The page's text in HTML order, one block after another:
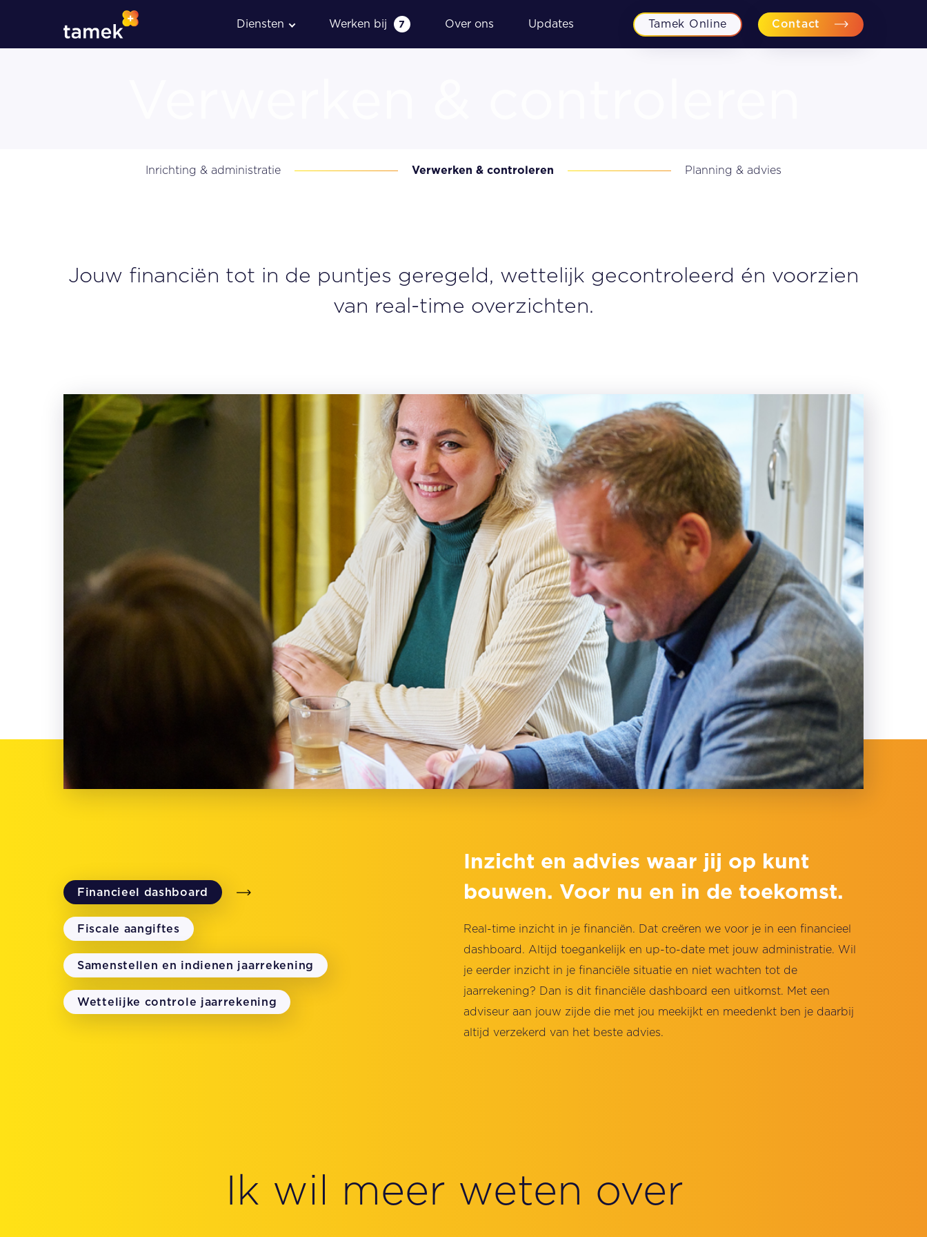
Diensten
Loonadministratie Fiscaal-juridisch advies
Werken bij 7 Over ons Updates Tamek Online Contact
Inrichting & administratie Verwerken & controleren Planning & advies
Jouw financiën tot in de puntjes geregeld, wettelijk gecontroleerd én voorzien
van real-time overzichten.
Financieel dashboard
Fiscale aangiftes
Samenstellen en indienen jaarrekening
Wettelijke controle jaarrekening
Inzicht en advies waar jij op kunt
bouwen. Voor nu en in de toekomst.
Real-time inzicht in je financiën. Dat creëren we voor je in een financieel
dashboard. Altijd toegankelijk en up-to-date met jouw administratie. Wil
je eerder inzicht in je financiële situatie en niet wachten tot de
jaarrekening? Dan is dit financiële dashboard een uitkomst. Met een
adviseur aan jouw zijde die met jou meekijkt en meedenkt ben je daarbij
altijd verzekerd van het beste advies.
Ik wil meer weten over